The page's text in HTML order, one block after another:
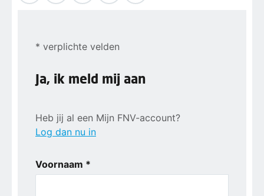
* verplichte velden
Ja, ik meld mij aan
Heb jij al een Mijn FNV-account?
Log dan nu in
Voornaam *